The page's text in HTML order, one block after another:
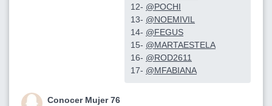
12- @POCHI
13- @NOEMIVIL
14- @FEGUS
15- @MARTAESTELA
16- @ROD2611
17- @MFABIANA
Conocer Mujer 76